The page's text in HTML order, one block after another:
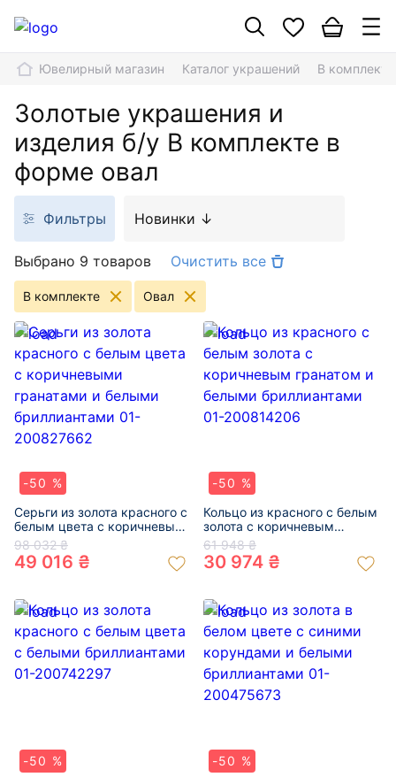
Ювелирный магазин Каталог украшений В комплекте
Золотые украшения и
изделия б/у В комплекте в
форме овал
Выбрано 9 товаров Очистить все
В комплекте Овал
Фильтры Новинки ↓
-50 %
Серьги из золота красного с
белым цвета с коричневыми
гранатами и белыми
бриллиантами 01-200827662
98 032 ₴
49 016 ₴
-50 %
Кольцо из красного с белым
золота с коричневым
гранатом и белыми
бриллиантами 01-200814206
61 948 ₴
30 974 ₴
-50 %
-50 %